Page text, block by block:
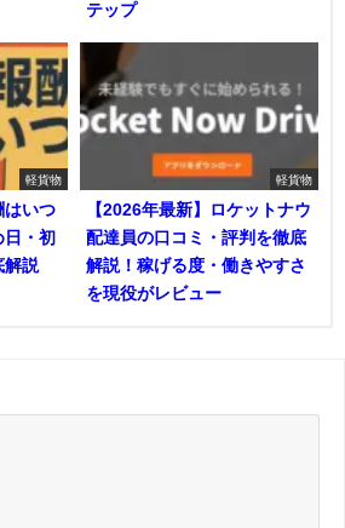
テップ
軽貨物
はいつ
・初
解説
軽貨物
【2026年最新】ロケットナウ
配達員の口コミ・評判を徹底
解説！稼げる度・働きやすさ
を現役がレビュー